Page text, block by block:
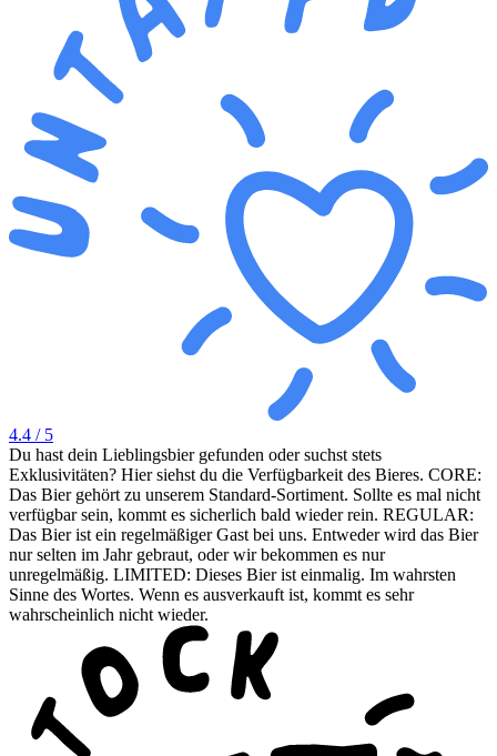
4.4 / 5
Du hast dein Lieblingsbier gefunden oder suchst stets
Exklusivitäten? Hier siehst du die Verfügbarkeit des Bieres. CORE:
Das Bier gehört zu unserem Standard-Sortiment. Sollte es mal nicht
verfügbar sein, kommt es sicherlich bald wieder rein. REGULAR:
Das Bier ist ein regelmäßiger Gast bei uns. Entweder wird das Bier
nur selten im Jahr gebraut, oder wir bekommen es nur
unregelmäßig. LIMITED: Dieses Bier ist einmalig. Im wahrsten
Sinne des Wortes. Wenn es ausverkauft ist, kommt es sehr
wahrscheinlich nicht wieder.